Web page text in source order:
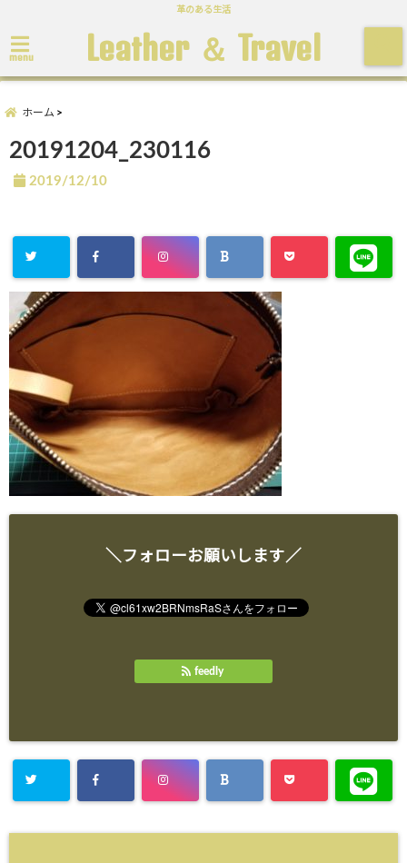
革のある生活
menu Leather ＆ Travel
ホーム
20191204_230116
2019/12/10
＼フォローお願いします／
feedly